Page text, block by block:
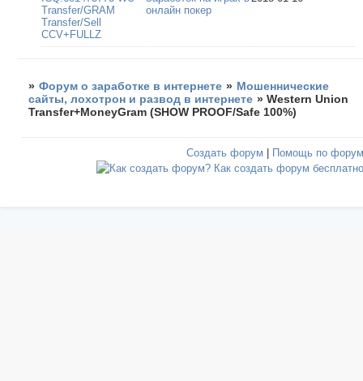
Transfer/GRAM
Transfer/Sell
CCV+FULLZ
онлайн покер
» Форум о заработке в интернете » Мошеннические
сайты, лохотрон и развод в интернете »Western Union
Transfer+MoneyGram (SHOW PROOF/Safe 100%)
Создать форум Помощь по